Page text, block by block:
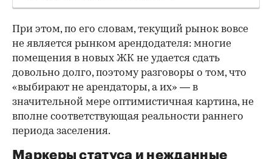
При этом, по его словам, текущий рынок вовсе
не является рынком арендодателя: многие
помещения в новых ЖК не удается сдать
довольно долго, поэтому разговоры о том, что
«выбирают не арендаторы, а их» — в
значительной мере оптимистичная картина, не
вполне соответствующая реальности раннего
периода заселения.
Маркеры статуса и нежданные